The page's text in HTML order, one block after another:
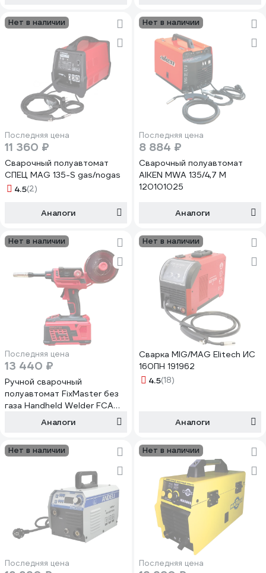
Нет в наличии
Последняя цена
11 360 ₽
Сварочный полуавтомат
СПЕЦ MAG 135-S gas/nogas
4.5(2)
Аналоги
Нет в наличии
Последняя цена
8 884 ₽
Сварочный полуавтомат
AIKEN MWA 135/4,7 M
120101025
Аналоги
Нет в наличии
Последняя цена
13 440 ₽
Ручной сварочный
полуавтомат FixMaster без
газа Handheld Welder FCAW-
Аналоги
Нет в наличии
Сварка MIG/MAG Elitech ИС
160ПН 191962
4.5(18)
Аналоги
Нет в наличии
Последняя цена
Нет в наличии
Последняя цена